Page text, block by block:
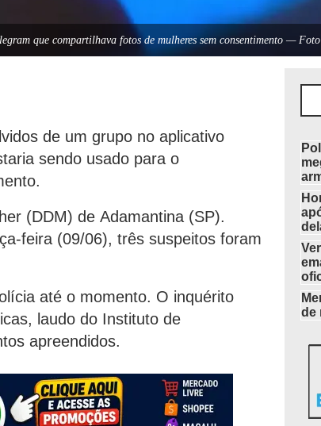
que compartilhava fotos de mulheres sem consentimento —
de um grupo no aplicativo
sendo usado para o
(DDM) de Adamantina (SP).
feira (09/06), três suspeitos foram
até o momento. O inquérito
laudo do Instituto de
apreendidos.
de